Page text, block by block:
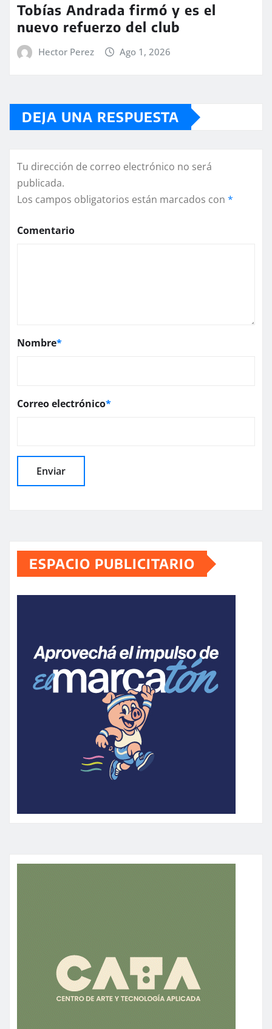
Tobías Andrada firmó y es el
nuevo refuerzo del club
Hector Perez Ago 1, 2026
DEJA UNA RESPUESTA
Tu dirección de correo electrónico no será
publicada.
Los campos obligatorios están marcados con *
Comentario
Nombre*
Correo electrónico*
ESPACIO PUBLICITARIO